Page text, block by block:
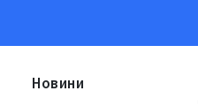
Новини